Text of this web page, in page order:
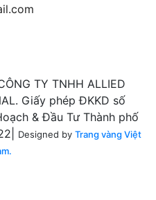
TY TNHH ALLIED
Giấy phép ĐKKD số
& Đầu Tư Thành phố
Designed by Trang vàng Việt